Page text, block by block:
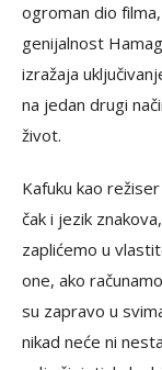
ogroman dio
genijalnost
izražaja
na jedan drugi
život.
Kafuku kao
čak i jezik
zaplićemo u
one, ako
su zapravo u
nikad neće ni